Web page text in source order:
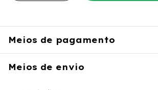
Meios de pagamento
Meios de envio